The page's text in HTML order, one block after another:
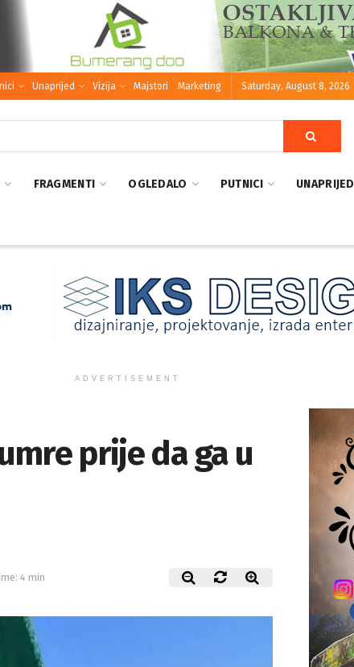
Unaprijed Vizija Majstori Marketing Saturday, August 8, 2026
FRAGMENTI OGLEDALO PUTNICI UNAPRIJED
ADVERTISEMENT
prije da ga u
4 min